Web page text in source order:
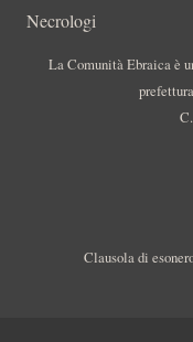
Necrologi
La Comunità Ebraica è
Clausola di